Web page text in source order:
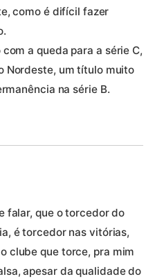
como é difícil fazer
a queda para a série C,
Nordeste, um título muito
na série B.
falar, que o torcedor do
é torcedor nas vitórias,
clube que torce, pra mim
apesar da qualidade do